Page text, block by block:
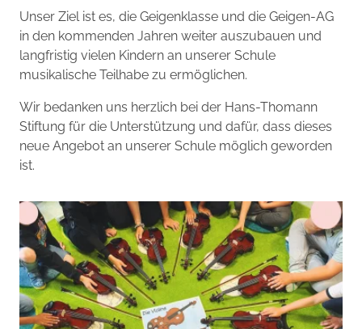
Unser Ziel ist es, die Geigenklasse und die Geigen-AG
in den kommenden Jahren weiter auszubauen und
langfristig vielen Kindern an unserer Schule
musikalische Teilhabe zu ermöglichen.
Wir bedanken uns herzlich bei der Hans-Thomann
Stiftung für die Unterstützung und dafür, dass dieses
neue Angebot an unserer Schule möglich geworden
ist.